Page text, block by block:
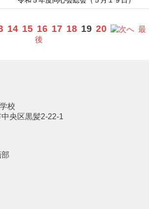
14 15 16 17 18 19 20 へ 最
後
校
央区黒髪2-22-1